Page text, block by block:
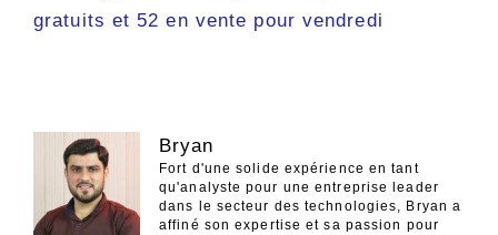
gratuits et 52 en vente pour vendredi
Bryan
Fort d'une solide expérience en tant
qu'analyste pour une entreprise leader
dans le secteur des technologies, Bryan a
affiné son expertise et sa passion pour